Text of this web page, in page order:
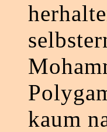
kaum